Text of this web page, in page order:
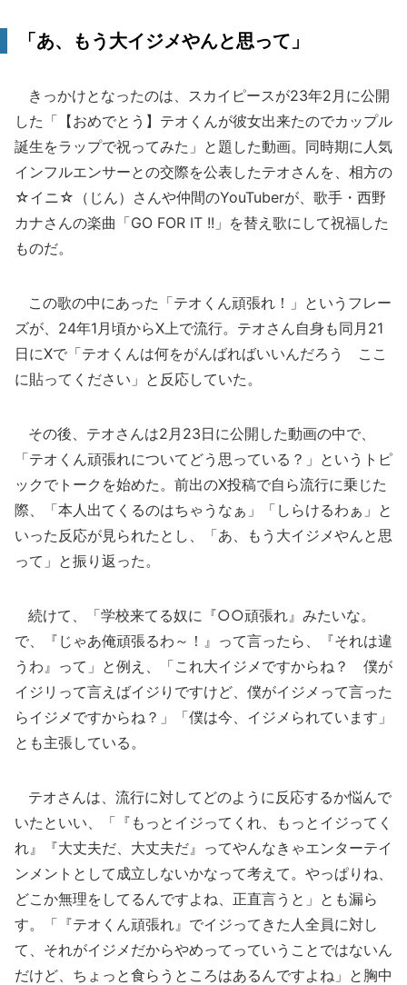
「あ、もう大イジメやんと思って」
きっかけとなったのは、スカイピースが23年2月に公開
した「【おめでとう】テオくんが彼女出来たのでカップル
誕生をラップで祝ってみた」と題した動画。同時期に人気
インフルエンサーとの交際を公表したテオさんを、相方の
☆イニ☆（じん）さんや仲間のYouTuberが、歌手・西野
カナさんの楽曲「GO FOR IT !!」を替え歌にして祝福した
ものだ。
この歌の中にあった「テオくん頑張れ！」というフレー
ズが、24年1月頃からX上で流行。テオさん自身も同月21
日にXで「テオくんは何をがんばればいいんだろう ここ
に貼ってください」と反応していた。
その後、テオさんは2月23日に公開した動画の中で、
「テオくん頑張れについてどう思っている？」というトピ
ックでトークを始めた。前出のX投稿で自ら流行に乗じた
際、「本人出てくるのはちゃうなぁ」「しらけるわぁ」と
いった反応が見られたとし、「あ、もう大イジメやんと思
って」と振り返った。
続けて、「学校来てる奴に『○○頑張れ』みたいな。
で、『じゃあ俺頑張るわ～！』って言ったら、『それは違
うわ』って」と例え、「これ大イジメですからね？ 僕が
イジリって言えばイジりですけど、僕がイジメって言った
らイジメですからね？」「僕は今、イジメられています」
とも主張している。
テオさんは、流行に対してどのように反応するか悩んで
いたといい、「『もっとイジってくれ、もっとイジってく
れ』『大丈夫だ、大丈夫だ』ってやんなきゃエンターテイ
ンメントとして成立しないかなって考えて。やっぱりね、
どこか無理をしてるんですよね、正直言うと」とも漏ら
す。「『テオくん頑張れ』でイジってきた人全員に対し
て、それがイジメだからやめってっていうことではないん
だけど、ちょっと食らうところはあるんですよね」と胸中